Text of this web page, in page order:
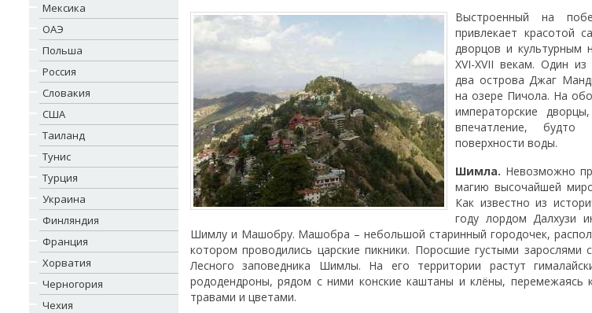
Мексика
ОАЭ
Польша
Россия
Словакия
США
Таиланд
Тунис
Турция
Украина
Финляндия
Франция
Хорватия
Черногория
Чехия
Выстроенный на
привлекает красотой
дворцов и культурным
XVI-XVII векам. Один
два острова Джаг
на озере Пичола. На
императорские
впечатление,
поверхности воды.
Шимла. Невозможно
магию высочайшей
Как известно из
году лордом Далхузи
Шимлу и Машобру. Машобра – небольшой старинный городочек,
котором проводились царские пикники. Поросшие густыми
Лесного заповедника Шимлы. На его территории растут
рододендроны, рядом с ними конские каштаны и клёны, перемежаясь
травами и цветами.